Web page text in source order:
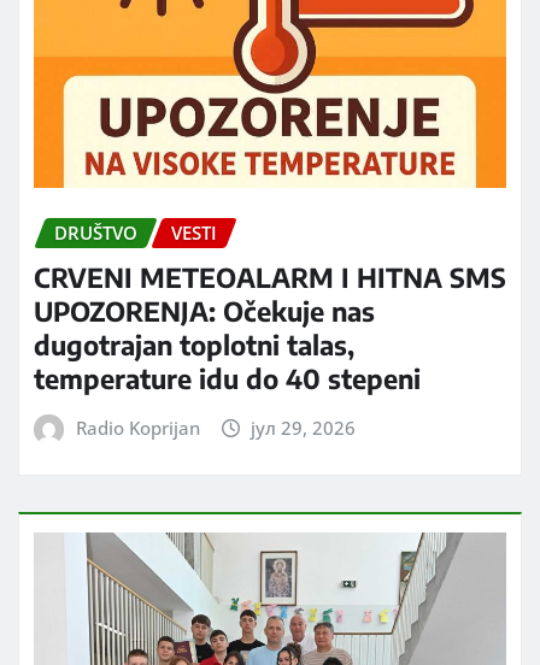
DRUŠTVO VESTI
CRVENI METEOALARM I HITNA SMS
UPOZORENJA: Očekuje nas
dugotrajan toplotni talas,
temperature idu do 40 stepeni
Radio Koprijan јул 29, 2026